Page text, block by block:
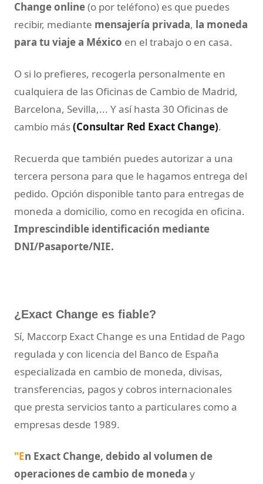
Change online(o por teléfono) es que puedes
recibir, mediante mensajería privada, la moneda
para tu viaje a México en el trabajo o en casa.
O si lo prefieres, recogerla personalmente en
cualquiera de las Oficinas de Cambio de Madrid,
Barcelona, Sevilla,... Y así hasta 30 Oficinas de
cambio más(Consultar Red Exact Change).
Recuerda que también puedes autorizar a una
tercera persona para que le hagamos entrega del
pedido. Opción disponible tanto para entregas de
moneda a domicilio, como en recogida en oficina.
Imprescindible identificación mediante
DNI/Pasaporte/NIE.
¿Exact Change es fiable?
Sí, Maccorp Exact Change es una Entidad de Pago
regulada y con licencia del Banco de España
especializada en cambio de moneda, divisas,
transferencias, pagos y cobros internacionales
que presta servicios tanto a particulares como a
empresas desde 1989.
"En Exact Change, debido al volumen de
operaciones de cambio de moneda y